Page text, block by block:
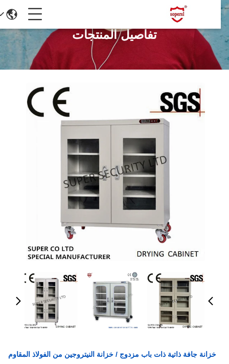
تفاصيل المنتجات
خزانة جافة ذاتية ذات باب مزدوج / خزانة النيتروجين من الفولاذ المقاوم